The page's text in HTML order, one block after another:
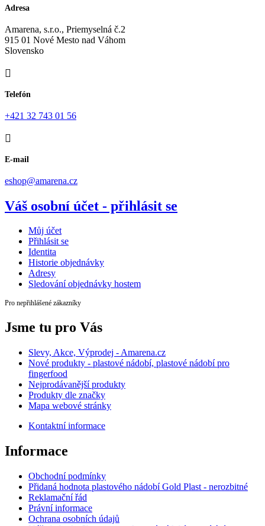
Adresa
Amarena, s.r.o., Priemyselná č.2
915 01 Nové Mesto nad Váhom
Slovensko
Telefón
+421 32 743 01 56
E-mail
eshop@amarena.cz
Váš osobní účet - přihlásit se
Můj účet
Přihlásit se
Identita
Historie objednávky
Adresy
Sledování objednávky hostem
Pro nepřihlášené zákazníky
Jsme tu pro Vás
Slevy, Akce, Výprodej - Amarena.cz
Nové produkty - plastové nádobí, plastové nádobí pro
fingerfood
Nejprodávanější produkty
Produkty dle značky
Mapa webové stránky
Kontaktní informace
Informace
Obchodní podmínky
Přidaná hodnota plastového nádobí Gold Plast - nerozbitné
Reklamační řád
Právní informace
Ochrana osobních údajů